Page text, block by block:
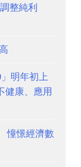
整純利
明年初上
康、應用
憧憬經濟數